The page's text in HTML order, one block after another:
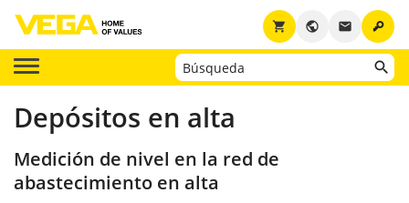
key
email
public
shopping_cart
Depósitos en alta
Medición de nivel en la red de
abastecimiento en alta